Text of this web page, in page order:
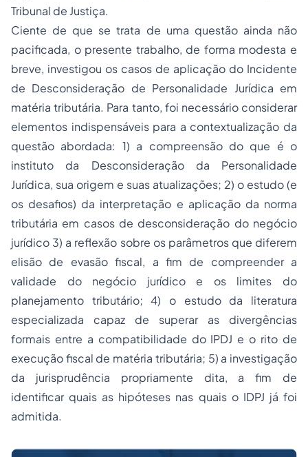
Tribunal de Justiça.
Ciente de que se trata de uma questão ainda não
pacificada, o presente trabalho, de forma modesta e
breve, investigou os casos de aplicação do Incidente
de Desconsideração de Personalidade Jurídica em
matéria tributária. Para tanto, foi necessário considerar
elementos indispensáveis para a contextualização da
questão abordada: 1) a compreensão do que é o
instituto da Desconsideração da Personalidade
Jurídica, sua origem e suas atualizações; 2) o estudo (e
os desafios) da interpretação e aplicação da norma
tributária em casos de desconsideração do negócio
jurídico 3) a reflexão sobre os parâmetros que diferem
elisão de evasão fiscal, a fim de compreender a
validade do negócio jurídico e os limites do
planejamento tributário; 4) o estudo da literatura
especializada capaz de superar as divergências
formais entre a compatibilidade do IPDJ e o rito de
execução fiscal de matéria tributária; 5) a investigação
da jurisprudência propriamente dita, a fim de
identificar quais as hipóteses nas quais o IDPJ já foi
admitida.